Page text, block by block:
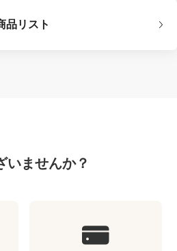
品リスト
いませんか？